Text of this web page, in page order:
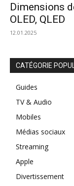
Dimensions
OLED, QLED
12.01.2025
CATÉGORIE
Guides
TV & Audio
Mobiles
Médias sociaux
Streaming
Apple
Divertissement